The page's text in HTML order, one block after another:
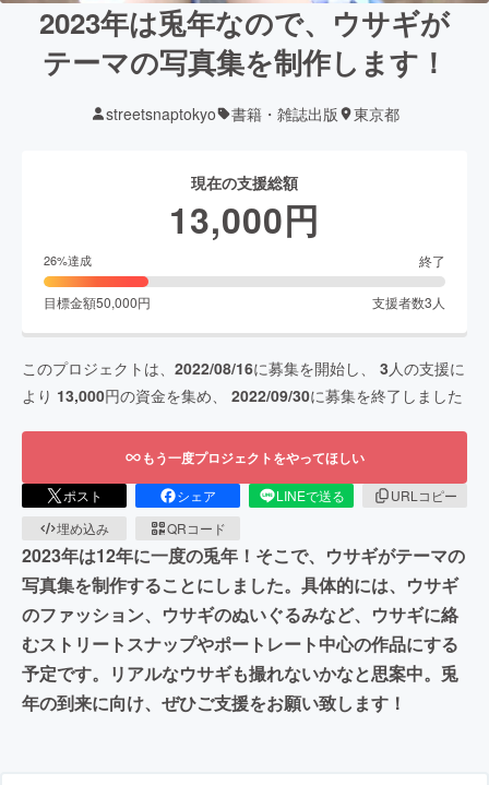
2023年は兎年なので、ウサギが
テーマの写真集を制作します！
streetsnaptokyo 書籍・雑誌出版 東京都
現在の支援総額
13,000円
26%達成 終了
目標金額50,000円 支援者数3 人
このプロジェクトは、 2022/08/16に募集を開始し、 3 人の支援に
より 13,000円の資金を集め、 2022/09/30に募集を終了しました
もう一度プロジェクトをやってほしい
ポスト シェア LINEで送る
URLコピー
埋め込み
QRコード
2023年は12年に一度の兎年！そこで、ウサギがテーマの
写真集を制作することにしました。具体的には、ウサギ
のファッション、ウサギのぬいぐるみなど、ウサギに絡
むストリートスナップやポートレート中心の作品にする
予定です。リアルなウサギも撮れないかなと思案中。兎
年の到来に向け、ぜひご支援をお願い致します！